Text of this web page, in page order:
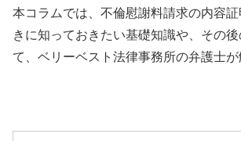
本コラムでは、不倫慰謝料請求の内容
きに知っておきたい基礎知識や、その
て、ベリーベスト法律事務所の弁護士が